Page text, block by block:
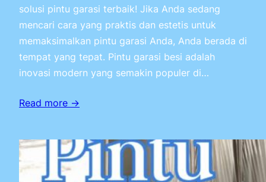
solusi pintu garasi terbaik! Jika Anda sedang
mencari cara yang praktis dan estetis untuk
memaksimalkan pintu garasi Anda, Anda berada di
tempat yang tepat. Pintu garasi besi adalah
inovasi modern yang semakin populer di…
Read more →